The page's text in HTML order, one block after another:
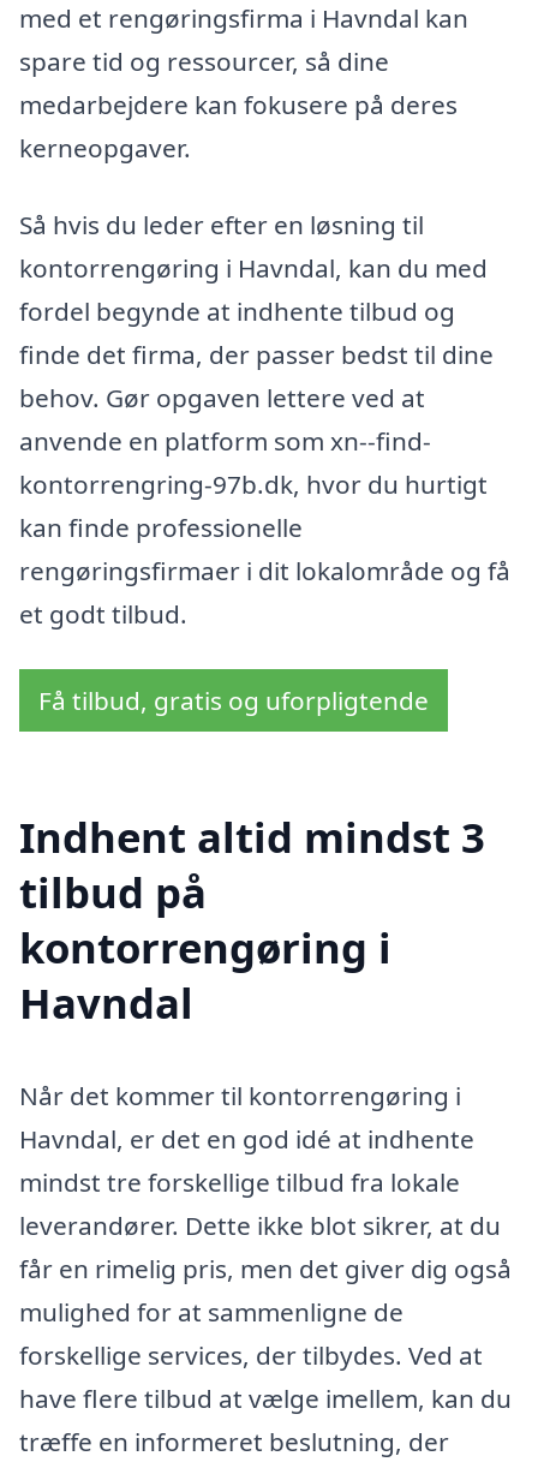
med et rengøringsfirma i Havndal kan
spare tid og ressourcer, så dine
medarbejdere kan fokusere på deres
kerneopgaver.
Så hvis du leder efter en løsning til
kontorrengøring i Havndal, kan du med
fordel begynde at indhente tilbud og
finde det firma, der passer bedst til dine
behov. Gør opgaven lettere ved at
anvende en platform som xn--find-
kontorrengring-97b.dk, hvor du hurtigt
kan finde professionelle
rengøringsfirmaer i dit lokalområde og få
et godt tilbud.
Få tilbud, gratis og uforpligtende
Indhent altid mindst 3
tilbud på
kontorrengøring i
Havndal
Når det kommer til kontorrengøring i
Havndal, er det en god idé at indhente
mindst tre forskellige tilbud fra lokale
leverandører. Dette ikke blot sikrer, at du
får en rimelig pris, men det giver dig også
mulighed for at sammenligne de
forskellige services, der tilbydes. Ved at
have flere tilbud at vælge imellem, kan du
træffe en informeret beslutning, der